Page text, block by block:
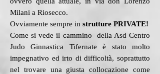
Milani a Riosecco.
Ovviamente sempre in strutture PRIVATE!
Come si vede il cammino della Asd Centro
Judo Ginnastica Tifernate è stato molto
impegnativo ed irto di difficoltà, soprattutto
nel trovare una giusta collocazione come